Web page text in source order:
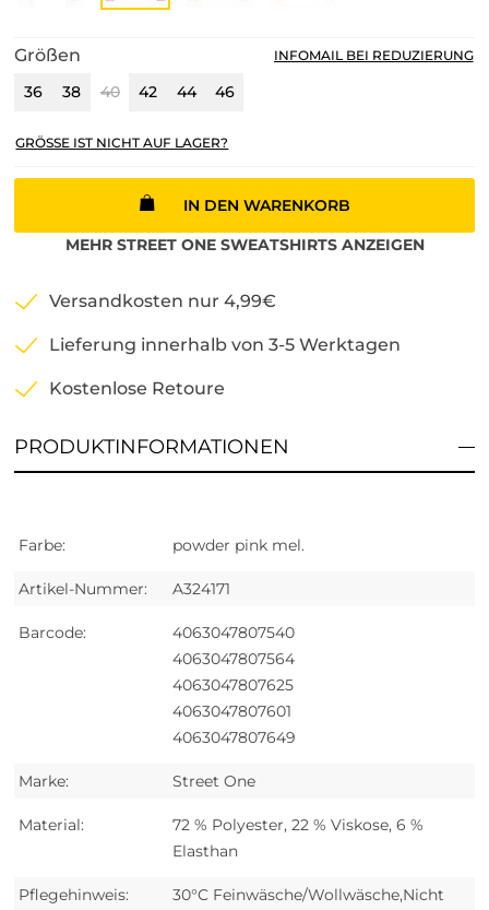
Größen
36 38 40 42 44 46
INFOMAIL BEI REDUZIERUNG
GRÖSSE IST NICHT AUF LAGER?
IN DEN WARENKORB
MEHR STREET ONE SWEATSHIRTSANZEIGEN
Versandkosten nur 4,99€
Lieferung innerhalb von 3-5 Werktagen
Kostenlose Retoure
PRODUKTINFORMATIONEN
Farbe: powder pink mel.
Artikel-Nummer: A324171
Barcode:
4063047807540
4063047807564
4063047807625
4063047807601
4063047807649
Marke: Street One
Material:
72 % Polyester, 22 % Viskose, 6 %
Elasthan
Pflegehinweis: 30°C Feinwäsche/Wollwäsche,Nicht